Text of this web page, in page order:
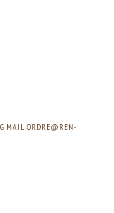
MAIL ORDRE@REN-